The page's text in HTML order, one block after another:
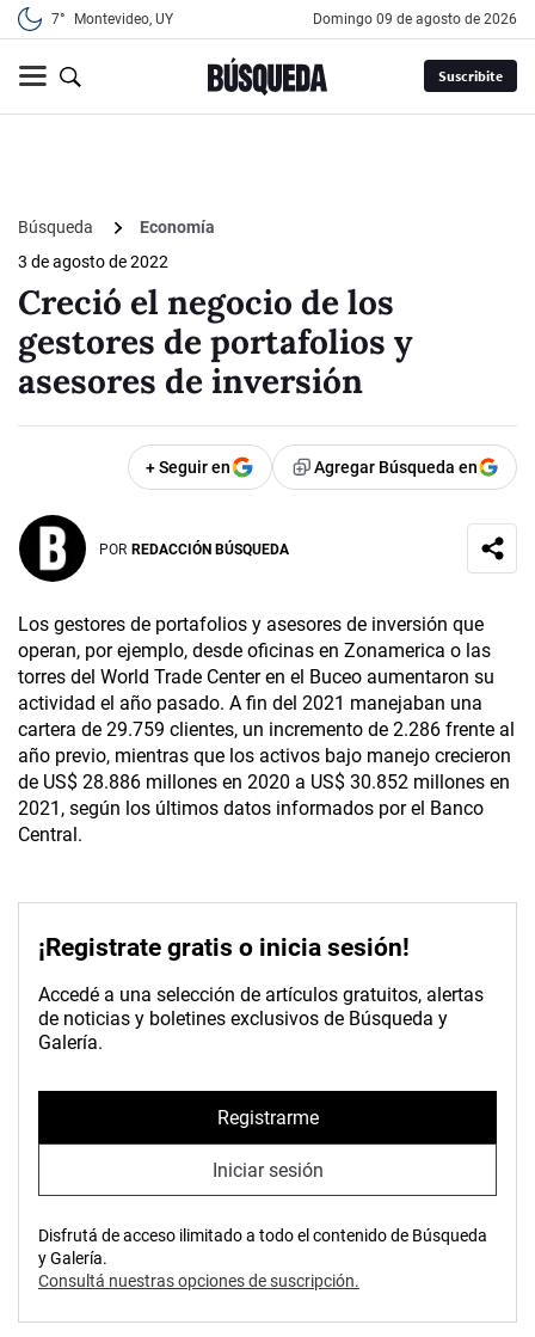
7° Montevideo, UY domingo 09 de agosto de 2026
Suscribite
Búsqueda
Economía
3 de agosto de 2022
Creció el negocio de los
gestores de portafolios y
asesores de inversión
+ Seguir en Agregar Búsqueda en
POR REDACCIÓN BÚSQUEDA
Los gestores de portafolios y asesores de inversión que
operan, por ejemplo, desde oficinas en Zonamerica o las
torres del World Trade Center en el Buceo aumentaron su
actividad el año pasado. A fin del 2021 manejaban una
cartera de 29.759 clientes, un incremento de 2.286 frente al
año previo, mientras que los activos bajo manejo crecieron
de US$ 28.886 millones en 2020 a US$ 30.852 millones en
2021, según los últimos datos informados por el Banco
Central.
¡Registrate gratis o inicia sesión!
Accedé a una selección de artículos gratuitos, alertas
de noticias y boletines exclusivos de Búsqueda y
Galería.
Registrarme
Iniciar sesión
Disfrutá de acceso ilimitado a todo el contenido de Búsqueda
y Galería.
Consultá nuestras opciones de suscripción.